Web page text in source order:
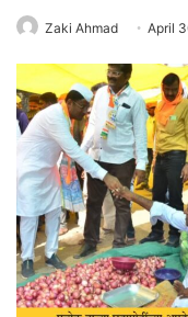
Zaki Ahmad April